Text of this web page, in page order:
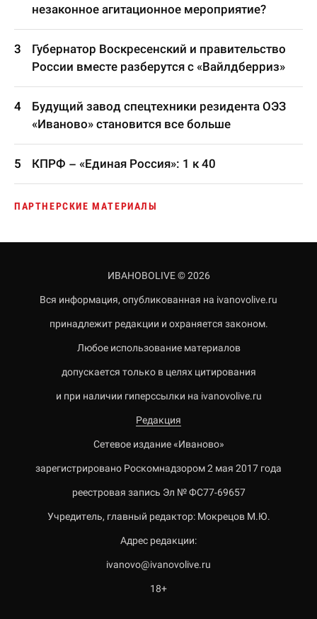
незаконное агитационное мероприятие?
Губернатор Воскресенский и правительство
России вместе разберутся с «Вайлдберриз»
Будущий завод спецтехники резидента ОЭЗ
«Иваново» становится все больше
КПРФ – «Единая Россия»: 1 к 40
ПАРТНЕРСКИЕ МАТЕРИАЛЫ
ИВАНОВОLIVE © 2026
Вся информация, опубликованная на ivanovolive.ru
принадлежит редакции и охраняется законом.
Любое использование материалов
допускается только в целях цитирования
и при наличии гиперссылки на ivanovolive.ru
Редакция
Сетевое издание «Иваново»
зарегистрировано Роскомнадзором 2 мая 2017 года
реестровая запись Эл № ФС77-69657
Учредитель, главный редактор: Мокрецов М.Ю.
Адрес редакции:
ivanovo@ivanovolive.ru
18+